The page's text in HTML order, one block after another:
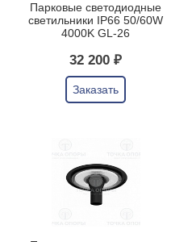
Парковые светодиодные
светильники IP66 50/60W
4000K GL-26
32 200 ₽
Заказать